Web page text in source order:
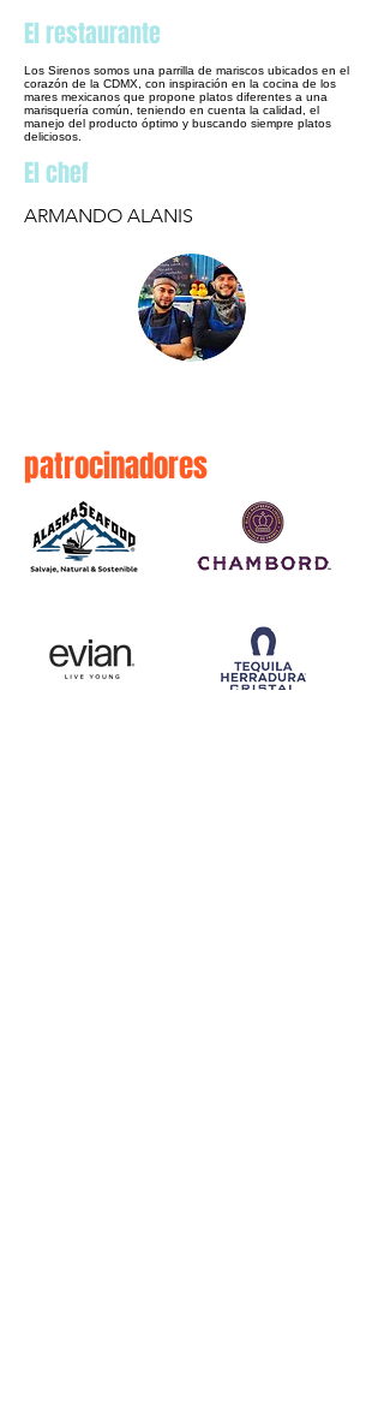
El restaurante
Los Sirenos somos una parrilla de mariscos ubicados en el
corazón de la CDMX, con inspiración en la cocina de los
mares mexicanos que propone platos diferentes a una
marisquería común, teniendo en cuenta la calidad, el
manejo del producto óptimo y buscando siempre platos
deliciosos.
El chef
ARMANDO ALANIS
patrocinadores